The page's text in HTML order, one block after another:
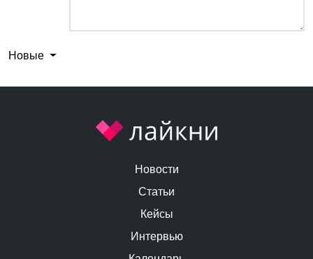
Новые
Новости
Статьи
Кейсы
Интервью